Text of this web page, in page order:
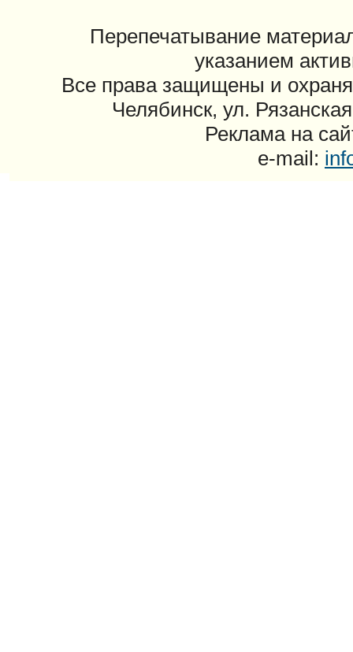
Перепечатывание
указанием
Все права защищены и
Челябинск, ул.
Реклама на
e-mail: